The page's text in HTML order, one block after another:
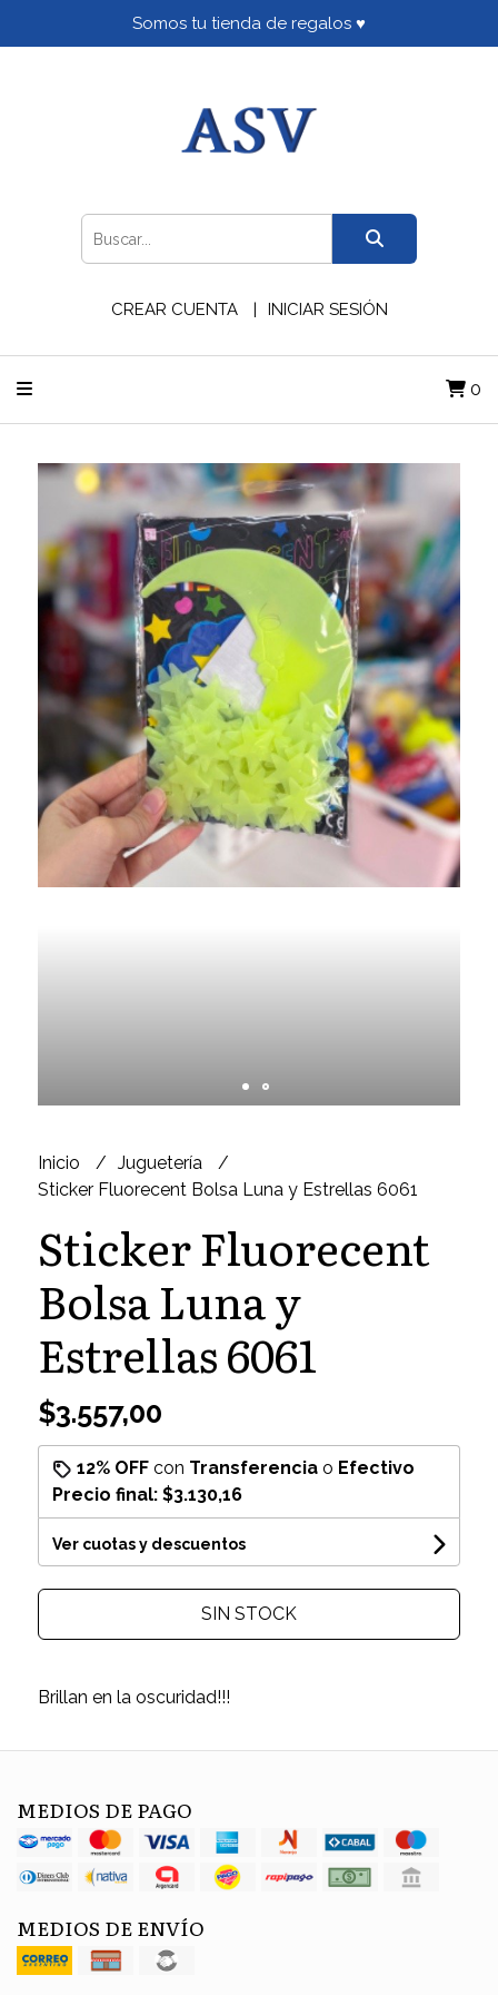
Somos tu tienda de regalos ♥
CREAR CUENTA INICIAR SESIÓN
0
Inicio
Juguetería
Sticker Fluorecent Bolsa Luna y Estrellas 6061
Sticker Fluorecent
Bolsa Luna y
Estrellas 6061
$3.557,00
12% OFFcon Transferenciao Efectivo
Precio final: $3.130,16
Ver cuotas y descuentos
SIN STOCK
Brillan en la oscuridad!!!
MEDIOS DE PAGO
MEDIOS DE ENVÍO